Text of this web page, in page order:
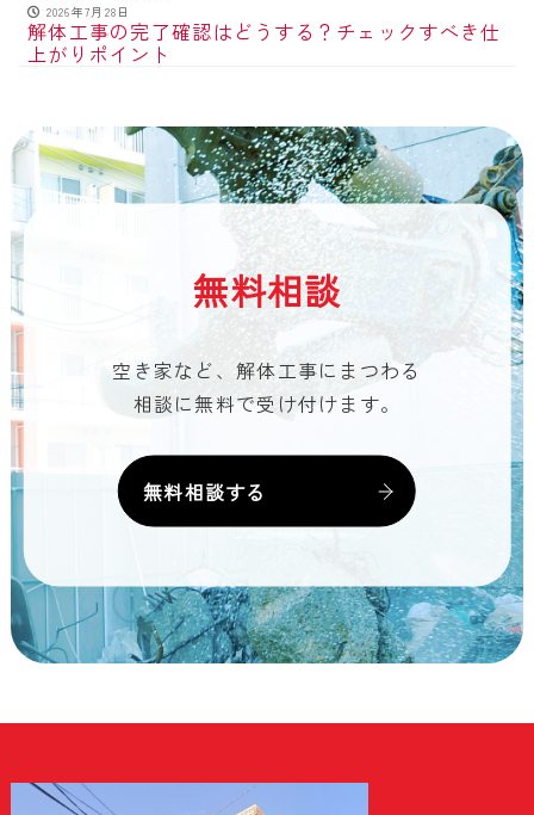
2026年7月28日
解体工事の完了確認はどうする？チェックすべき仕
上がりポイント
無料相談
空き家など、解体工事にまつわる
相談に無料で受け付けます。
無料相談する